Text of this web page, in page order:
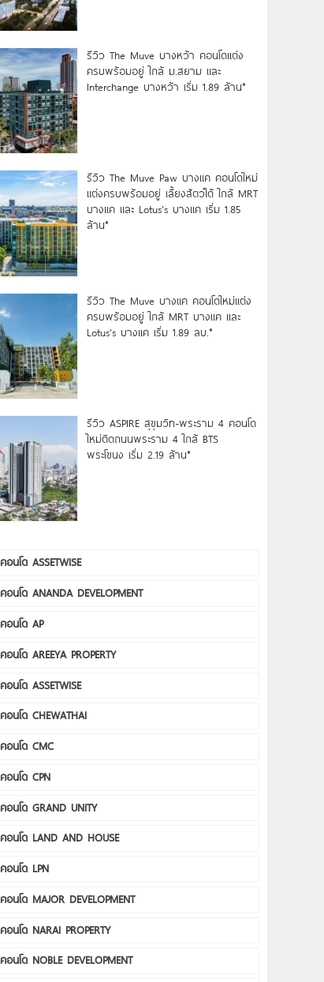
รีวิว The Muve บางหว้า คอนโดแต่ง
ครบพร้อมอยู่ ใกล้ ม.สยาม และ
Interchange บางหว้า เริ่ม 1.89 ล้าน*
รีวิว The Muve Paw บางแค คอนโดใหม่
แต่งครบพร้อมอยู่ เลี้ยงสัตว์ได้ ใกล้ MRT
บางแค และ Lotus’s บางแค เริ่ม 1.85
ล้าน*
รีวิว The Muve บางแค คอนโดใหม่แต่ง
ครบพร้อมอยู่ ใกล้ MRT บางแค และ
Lotus’s บางแค เริ่ม 1.89 ลบ.*
รีวิว ASPIRE สุขุมวิท-พระราม 4 คอนโด
ใหม่ติดถนนพระราม 4 ใกล้ BTS
พระโขนง เริ่ม 2.19 ล้าน*
คอนโด ASSETWISE
คอนโด ANANDA DEVELOPMENT
คอนโด AP
คอนโด AREEYA PROPERTY
คอนโด ASSETWISE
คอนโด CHEWATHAI
คอนโด CMC
คอนโด CPN
คอนโด GRAND UNITY
คอนโด LAND AND HOUSE
คอนโด LPN
คอนโด MAJOR DEVELOPMENT
คอนโด NARAI PROPERTY
คอนโด NOBLE DEVELOPMENT